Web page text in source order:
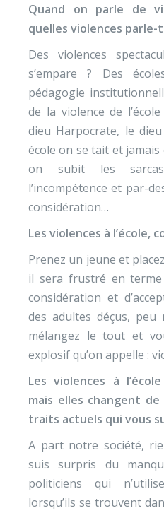
Quand on parle de
quelles violences parle-
Des violences
s’empare ? Des
pédagogie
de la violence de
dieu Harpocrate, le
école on se tait et
on subit les
l’incompétence et par-
considération…
Les violences à l’école,
Prenez un jeune et
il sera frustré en terme
considération et
des adultes déçus, peu
mélangez le tout et
explosif qu’on appelle :
Les violences à
mais elles changent
traits actuels qui vous
A part notre société,
suis surpris du
politiciens qui
lorsqu’ils se trouvent